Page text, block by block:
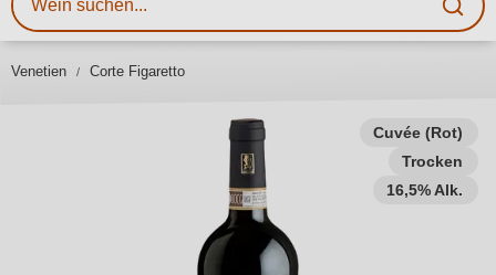
Venetien Corte Figaretto
Cuvée (Rot)
Trocken
16,5% Alk.
Beschreiben Sie, welchen Wein
Sie suchen – ob nach Geschmack,
Region, Winzer oder anderen